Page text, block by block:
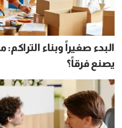
البدء صغيراً وبناء
يصنع فرقاً؟